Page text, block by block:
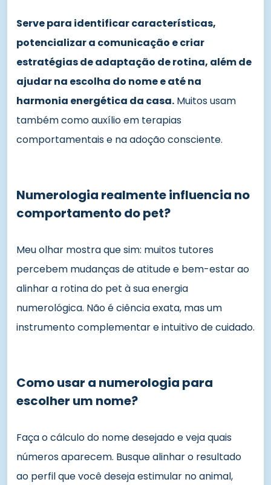
Serve para identificar características,
potencializar a comunicação e criar
estratégias de adaptação de rotina, além de
ajudar na escolha do nome e até na
harmonia energética da casa. Muitos usam
também como auxílio em terapias
comportamentais e na adoção consciente.
Numerologia realmente influencia no
comportamento do pet?
Meu olhar mostra que sim: muitos tutores
percebem mudanças de atitude e bem-estar ao
alinhar a rotina do pet à sua energia
numerológica. Não é ciência exata, mas um
instrumento complementar e intuitivo de cuidado.
Como usar a numerologia para
escolher um nome?
Faça o cálculo do nome desejado e veja quais
números aparecem. Busque alinhar o resultado
ao perfil que você deseja estimular no animal,